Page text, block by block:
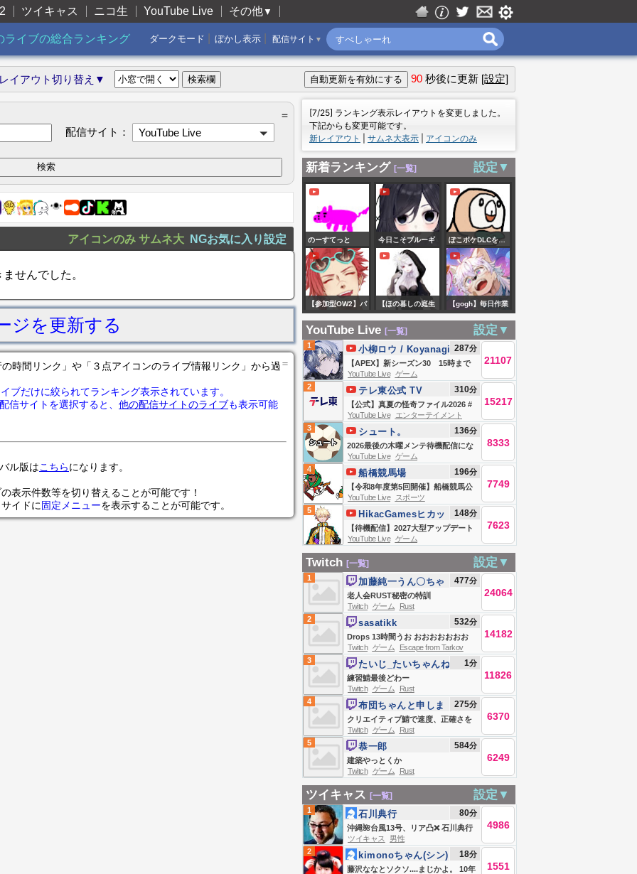
ツイキャス ニコ生 YouTube Live その他▼
ライブの総合ランキング 配信サイト ▼
ぼかし表示
ダークモード
イアウト切り替え▼ 90 秒後に更新 [設定]
＝
配信サイト：
YouTube Live
アイコンのみ サムネ大 NGお気に入り設定
せんでした。
ジを更新する
＝
時間リンク」や「３点アイコンのライブ情報リンク」から過
ブだけに絞られてランキング表示されています。
信サイトを選択すると、 他の配信サイトのライブも表示可能
ル版はこちらになります。
表示件数等を切り替えることが可能です！
イドに固定メニューを表示することが可能です。
[7/25] ランキング表示レイアウトを変更しました。
下記からも変更可能です。
新レイアウト
サムネ大表示 アイコンのみ
新着ランキング [一覧] 設定▼
のーすてっと 今日こそブルーギ
ルを釣る
ぽこポケDLCを…
やるぞっ！ 2
【参加型OW2】バ
トルパス終わらん
【Vtuber】
【ほの暮しの庭生
放送】どこか奇妙
で懐かしい田舎で
のほのぼのスロー
ライフ【#ほの暮し
の庭 】No.9
【gogh】毎日作業
雑談
day35【Vtuber /
向葵】
YouTube Live [一覧] 設定▼
1
【APEX】新シーズン30 15時まで
シージ【小柳ロウ/にじさんじ】
小柳ロウ / Koyanagi
Rou【にじさんじ】
287分
21107
YouTube Live ゲーム
2
【公式】真夏の怪奇ファイル2026 #
恐怖 #心霊
テレ東公式 TV
TOKYO
310分
15217
YouTube Live
エンターテイメント
3
2026最後の木曜メンテ待機配信にな
るのか【eFootballアプリ2026/イー
フト】
シュート。 136分
8333
YouTube Live ゲーム
4
【令和8年度第5回開催】船橋競馬公
式LIVE 「船橋ハートビートライ
ブ」
船橋競馬場 196分
7749
YouTube Live
スポーツ
5
【待機配信】2027大型アップデート
前最後の更新だ！ 移籍ガチャor復刻
ガチャ予想の8/6メンテ待機配信
HikacGamesヒカッ
クゲームズ
148分
7623
YouTube Live ゲーム
Twitch [一覧] 設定▼
1
老人会RUST秘密の特訓
加藤純一うん〇ちゃ
ん
477分
24064
Twitch ゲーム
Rust
2
Drops 13時間うお おおおおおおお
Escape From Tarkov
sasatikk 532分
14182
Twitch ゲーム
Escape from Tarkov
3
練習鯖最後どわー
たいじ_たいちゃんね
る
1分
11826
Twitch ゲーム
Rust
4
クリエイティブ鯖で速度、正確さを
ただただ上げる
布団ちゃんと申しま
す
275分
6370
Twitch ゲーム
Rust
5
建築やっとくか
恭一郎 584分
6249
Twitch ゲーム Rust
ツイキャス [一覧] 設定▼
1
沖縄🌺台風13号、リア凸❌ 石川典行
のノリユキラジオ
石川典行 80分
4986
ツイキャス
男性
2
藤沢ななとソクソ....まじかよ。 10年
kimonoちゃん(シン) 18分
1551